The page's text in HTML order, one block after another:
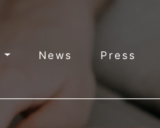
News Press